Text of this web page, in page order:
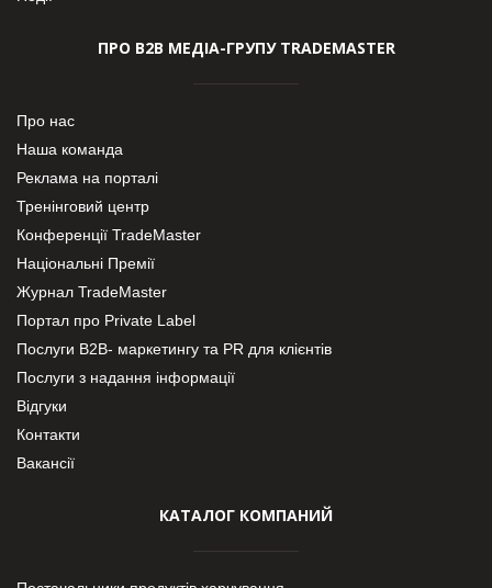
ПРО В2В МЕДІА-ГРУПУ TRADEMASTER
Про нас
Наша команда
Реклама на порталі
Тренінговий центр
Конференції TradeMaster
Національні Премії
Журнал TradeMaster
Портал про Private Label
Послуги В2В- маркетингу та PR для клієнтів
Послуги з надання інформації
Відгуки
Контакти
Вакансії
КАТАЛОГ КОМПАНИЙ